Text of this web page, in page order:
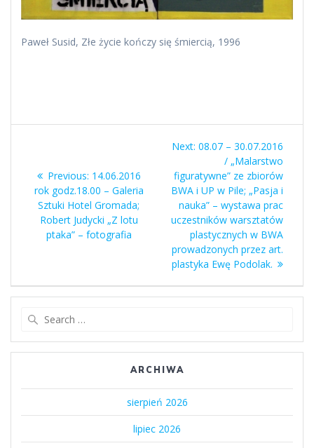
Paweł Susid, Złe życie kończy się śmiercią, 1996
wpisuPrevious: Previous
post:
14.06.2016
rok godz.18.00 – Galeria
Sztuki Hotel Gromada;
Robert Judycki „Z lotu
ptaka” – fotografia
Next: Next
08.07 – 30.07.2016
/ „Malarstwo
figuratywne” ze zbiorów
BWA i UP w Pile; „Pasja i
nauka” – wystawa prac
uczestników warsztatów
plastycznych w BWA
prowadzonych przez art.
plastyka Ewę Podolak.
ARCHIWA
sierpień 2026
lipiec 2026